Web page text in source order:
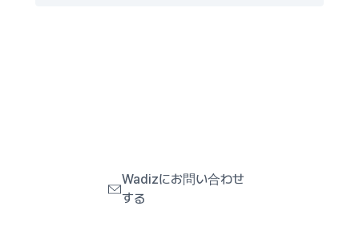
Wadizにお問い合わせ
する